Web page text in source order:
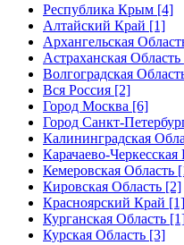
Республика Крым [4]
Алтайский Край [1]
Архангельская
Астраханская
Волгоградская
Вся Россия [2]
Город Москва [6]
Город Санкт-
Калининградская
Карачаево-
Кемеровская Область
Кировская Область [2]
Красноярский Край [1]
Курганская Область
Курская Область [3]